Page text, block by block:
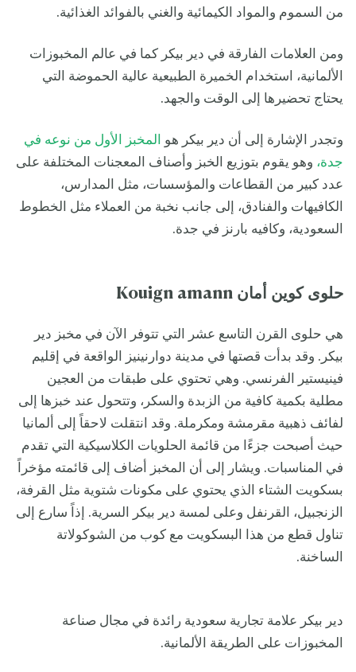
من السموم والمواد الكيمائية والغني بالفوائد الغذائية.
ومن العلامات الفارقة في دير بيكر كما في عالم المخبوزات
الألمانية، استخدام الخميرة الطبيعية عالية الحموضة التي
يحتاج تحضيرها إلى الوقت والجهد.
وتجدر الإشارة إلى أن دير بيكر هو المخبز الأول من نوعه في
جدة، وهو يقوم بتوزيع الخبز وأصناف المعجنات المختلفة على
عدد كبير من القطاعات والمؤسسات، مثل المدارس،
الكافيهات والفنادق، إلى جانب نخبة من العملاء مثل الخطوط
السعودية، وكافيه بارنز في جدة.
حلوى كوين أمان Kouign amann
هي حلوى القرن التاسع عشر التي تتوفر الآن في مخبز دير
بيكر. وقد بدأت قصتها في مدينة دوارنينيز الواقعة في إقليم
فينيستير الفرنسي. وهي تحتوي على طبقات من العجين
مطلية بكمية كافية من الزبدة والسكر، وتتحول عند خبزها إلى
لفائف ذهبية مقرمشة ومكرملة. وقد انتقلت لاحقاً إلى ألمانيا
حيث أصبحت جزءًا من قائمة الحلويات الكلاسيكية التي تقدم
في المناسبات. ويشار إلى أن المخبز أضاف إلى قائمته مؤخراً
بسكويت الشتاء الذي يحتوي على مكونات شتوية مثل القرفة،
الزنجبيل، القرنفل وعلى لمسة دير بيكر السرية. إذاً سارع إلى
تناول قطع من هذا البسكويت مع كوب من الشوكولاتة
الساخنة.
دير بيكر علامة تجارية سعودية رائدة في مجال صناعة
المخبوزات على الطريقة الألمانية.